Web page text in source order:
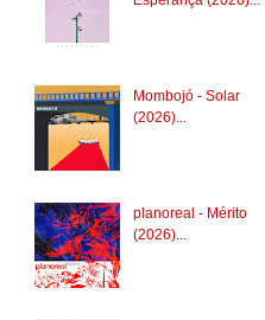
Mombojó - Solar
(2026)...
planoreal - Mérito
(2026)...